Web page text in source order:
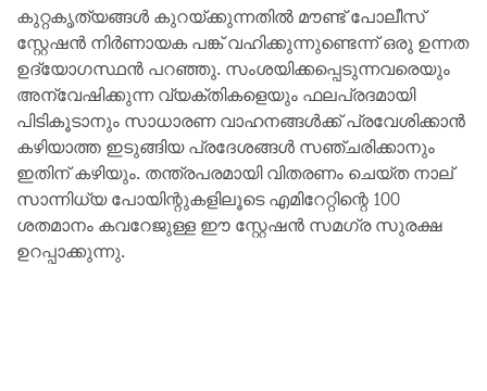
കുറ്റകൃത്യങ്ങൾ കുറയ്ക്കുന്നതിൽ മൗണ്ട് പോലീസ്
സ്റ്റേഷൻ നിർണായക പങ്ക് വഹിക്കുന്നുണ്ടെന്ന് ഒരു ഉന്നത
ഉദ്യോഗസ്ഥൻ പറഞ്ഞു. സംശയിക്കപ്പെടുന്നവരെയും
അന്വേഷിക്കുന്ന വ്യക്തികളെയും ഫലപ്രദമായി
പിടികൂടാനും സാധാരണ വാഹനങ്ങൾക്ക് പ്രവേശിക്കാൻ
കഴിയാത്ത ഇടുങ്ങിയ പ്രദേശങ്ങൾ സഞ്ചരിക്കാനും
ഇതിന് കഴിയും. തന്ത്രപരമായി വിതരണം ചെയ്ത നാല്
സാന്നിധ്യ പോയിന്റുകളിലൂടെ എമിറേറ്റിന്റെ 100
ശതമാനം കവറേജുള്ള ഈ സ്റ്റേഷൻ സമഗ്ര സുരക്ഷ
ഉറപ്പാക്കുന്നു.